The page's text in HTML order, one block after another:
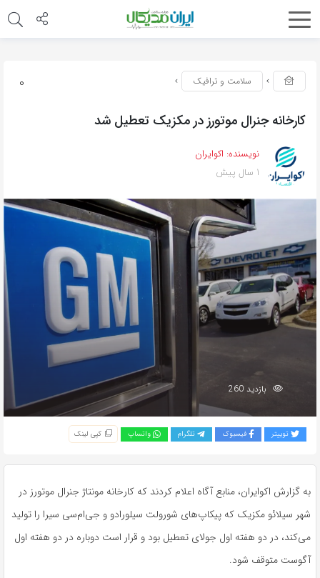
0 سلامت و ترافیک
کارخانه جنرال موتورز در مکزیک تعطیل شد
نویسنده: اکوایران
1 سال پیش
بازدید 260
توییتر فیسبوک تلگرام واتساپ کپی لینک
به گزارش اکوایران، منابع آگاه اعلام کردند که کارخانه مونتاژ جنرال موتورز در
شهر سیلائو مکزیک که پیکاپ‌های شورولت سیلورادو و جی‌ام‌سی سیرا را تولید
می‌کند، در دو هفته اول جولای تعطیل بود و قرار است دوباره در دو هفته‌ اول
آگوست متوقف شود.